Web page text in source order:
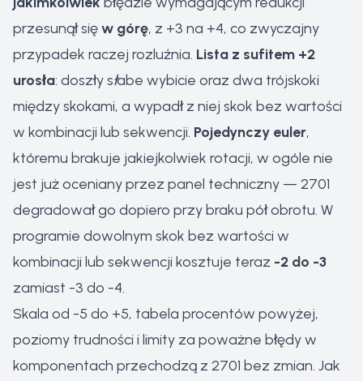
przesunął sięw górę, z +3 na +4, co zwyczajny
przypadek raczej rozluźnia. Lista z sufitem +2
urosła: doszłysłabe wybicie oraz dwa trójskoki
między skokami, a wypadł z niej skok bez wartości
w kombinacji lub sekwencji. Pojedynczy euler,
któremu brakuje jakiejkolwiek rotacji, w ogóle nie
jest już oceniany przez panel techniczny — 2701
degradował go dopiero przy braku pół obrotu. W
programie dowolnym skok bez wartości w
kombinacji lub sekwencji kosztuje teraz -2 do -3
zamiast -3 do -4.
Skala od -5 do +5, tabela procentów powyżej,
poziomy trudności i limity za poważne błędy w
komponentach przechodzą z 2701 bez zmian. Jak